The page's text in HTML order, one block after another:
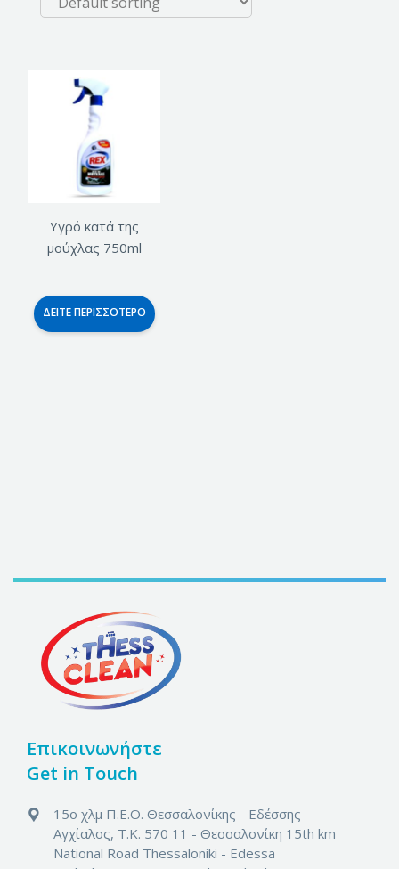
Υγρό κατά της
μούχλας 750ml
ΔΕΊΤΕ ΠΕΡΙΣΣΌΤΕΡΟ
Επικοινωνήστε
Get in Touch
15ο χλμ Π.Ε.Ο. Θεσσαλονίκης - Εδέσσης
Αγχίαλος, Τ.Κ. 570 11 - Θεσσαλονίκη 15th km
National Road Thessaloniki - Edessa